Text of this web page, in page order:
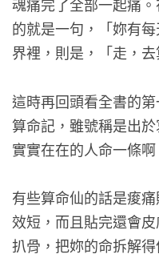
的就是一句，「妳有
界裡，則是，「走，去
這時再回頭看全書的
算命記，雖號稱是出
實實在在的人命一條啊
有些算命仙的話是痠
效短，而且貼完還會
扒骨，把妳的命拆解